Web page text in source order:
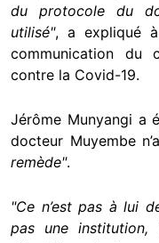
du protocole du
utilisé", a expliqué à
communication du
contre la Covid-19.
Jérôme Munyangi a
docteur Muyembe
remède".
"Ce n’est pas à lui
pas une